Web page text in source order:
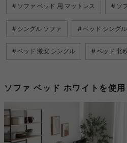
ソファ ベッド 用 マットレス ソ
シングル ソファ ベッド シング
ベッド 激安 シングル ベッド 北
ソファ ベッド ホワイトを使